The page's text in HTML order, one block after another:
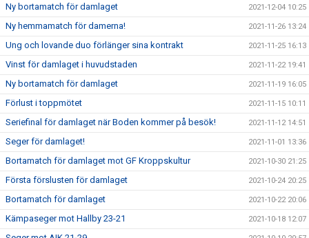
Ny bortamatch för damlaget 2021-12-04 10:25
Ny hemmamatch för damerna! 2021-11-26 13:24
Ung och lovande duo förlänger sina kontrakt 2021-11-25 16:13
Vinst för damlaget i huvudstaden 2021-11-22 19:41
Ny bortamatch för damlaget 2021-11-19 16:05
Förlust i toppmötet 2021-11-15 10:11
Seriefinal för damlaget när Boden kommer på besök! 2021-11-12 14:51
Seger för damlaget! 2021-11-01 13:36
Bortamatch för damlaget mot GF Kroppskultur 2021-10-30 21:25
Första förslusten för damlaget 2021-10-24 20:25
Bortamatch för damlaget 2021-10-22 20:06
Kämpaseger mot Hallby 23-21 2021-10-18 12:07